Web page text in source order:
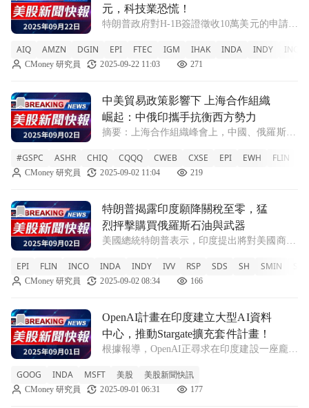
元，科技業恐慌！
特朗普政府對H-1B簽證徵收10萬美元的申請費
下跌。 IXN +0.74% IGM +0.84% IHAK
-0.06% VGT +0.93% FTEC +0.
AIQ AMZN DGIN EPI FTEC IGM IHAK INDA INDY INQQ
CMoney 研究員 2025-09-22 11:03 271
前往中美貿易政策影響下 上海合作組織崛起：中俄印攜手抗
中美貿易政策影響下 上海合作組織
崛起：中俄印攜手抗衡西方勢力
摘要：上海合作組織峰會上，中國、俄羅斯及
貿易壓力，顯示新世界秩序的形成。 在天津
舉行的上海合作組織(SCO)峰會上，中國國家
#GSPC ASHR CHIQ CQQQ CWEB CXSE EPI EWH FLIN
CMoney 研究員 2025-09-02 11:04 219
前往特朗普揭露印度願降關稅至零，猛烈抨擊購買俄羅斯石
特朗普揭露印度願降關稅至零，猛
烈抨擊購買俄羅斯石油與武器
美國總統特朗普表示，印度提出將對美國商品
俄羅斯的能源和軍火。 在一場記者會上，美
國總統特朗普指出，印度政府已表達意願，將
EPI FLIN INCO INDA INDY IVV RSP SDS SH SMIN
CMoney 研究員 2025-09-02 08:34 166
前往OpenAI計畫在印度建立大型AI資料中心，推動Stargate
OpenAI計畫在印度建立大型AI資料
中心，推動Stargate擴充套件計畫！
根據報導，OpenAI正尋求在印度建設一座龐大
人工智慧基礎設施的重要進展。 隨著全球對
人工智慧需求的急劇上升，OpenAI近期宣佈計
GOOG INDA MSFT 美股 美股新聞快訊
CMoney 研究員 2025-09-01 06:31 177